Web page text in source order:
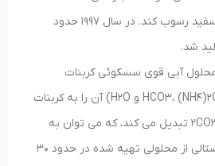
محصول به صورت جامد سفید رسوب کند. در سال 1997 حدود
محلول آبی قوی سسکوئی کربنات
(مخلوط 2:1:1 از (NH4)HCO3، (NH4)2CO3 و H2O) آن را به کربنات
آمونیوم معمولی ((NH4)2CO3 تبدیل می کند، که می توان به
دست آورد. در شرایط کریستالی از محلولی تهیه شده در حدود 30